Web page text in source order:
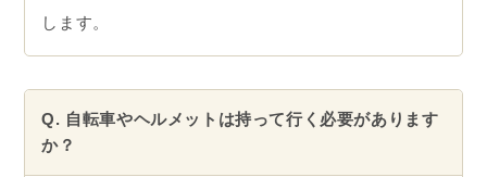
します。
Q. 自転車やヘルメットは持って行く必要があります
か？